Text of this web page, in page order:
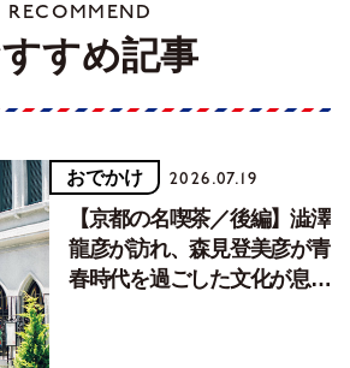
RECOMMEND
すめ記事
おでかけ 2026.07.19
【京都の名喫茶／後編】澁澤
龍彦が訪れ、森見登美彦が青
春時代を過ごした文化が息づ